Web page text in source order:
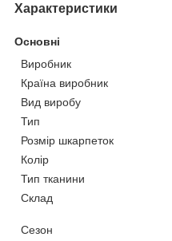
Характеристики
Основні
Виробник
Країна виробник
Вид виробу
Тип
Розмір шкарпеток
Колір
Тип тканини
Склад
Сезон